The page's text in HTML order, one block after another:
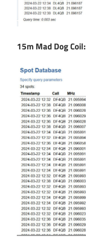
15m Mad Dog Coil: